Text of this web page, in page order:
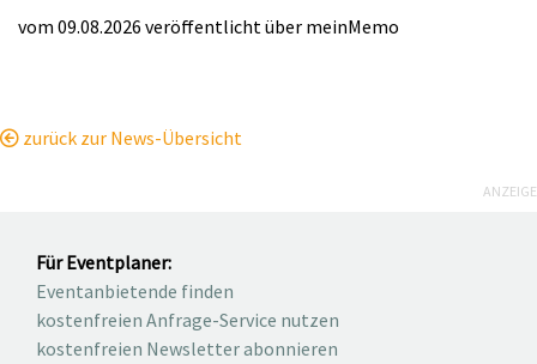
vom 09.08.2026 veröffentlicht über meinMemo
zurück zur News-Übersicht
ANZEIGE
Für Eventplaner:
Eventanbietende finden
kostenfreien Anfrage-Service nutzen
kostenfreien Newsletter abonnieren